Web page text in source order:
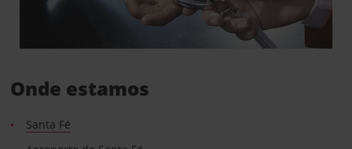
Onde estamos
Santa Fé